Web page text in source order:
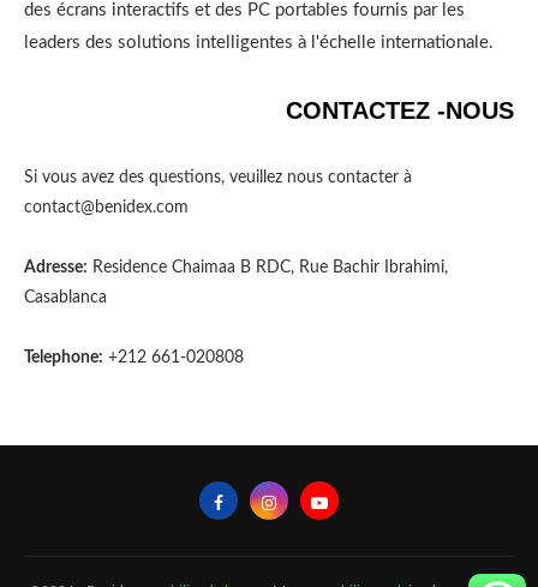
des écrans interactifs et des PC portables fournis par les
leaders des solutions intelligentes à l'échelle internationale.
CONTACTEZ -NOUS
Si vous avez des questions, veuillez nous contacter à
contact@benidex.com
Adresse: Residence Chaimaa B RDC, Rue Bachir Ibrahimi,
Casablanca
Telephone: +212 661-020808